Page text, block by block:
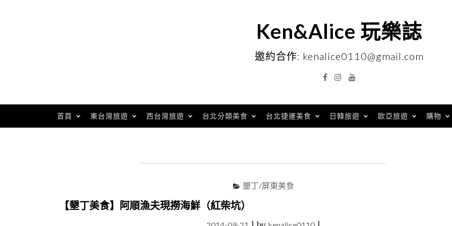
Ken&Alice 玩樂誌
邀約合作: kenalice0110@gmail.com
FacebookInstagramYouTube
首頁 東台灣旅遊 西台灣旅遊 台北分類美食 台北捷運美食 日韓旅遊 歐亞旅遊 購物
墾丁/屏東美食
【墾丁美食】阿順漁夫現撈海鮮（紅柴坑）